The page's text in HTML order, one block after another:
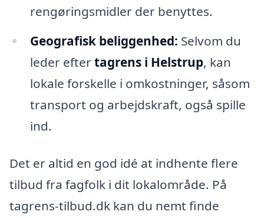
rengøringsmidler der benyttes.
Geografisk beliggenhed: Selvom du
leder eftertagrens i Helstrup, kan
lokale forskelle i omkostninger, såsom
transport og arbejdskraft, også spille
ind.
Det er altid en god idé at indhente flere
tilbud fra fagfolk i dit lokalområde. På
tagrens-tilbud.dk kan du nemt finde